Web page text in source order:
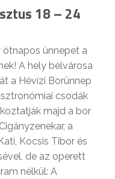
18 – 24
ötnapos ünnepet a
A hely belvárosa
a Hévízi Borünnep
csodák
majd a bor
a
Kocsis Tibor és
de az operett
nélkül: A